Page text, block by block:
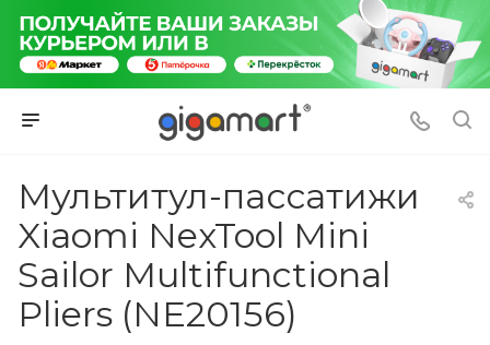
Мультитул-пассатижи
Xiaomi NexTool Mini
Sailor Multifunctional
Pliers (NE20156)